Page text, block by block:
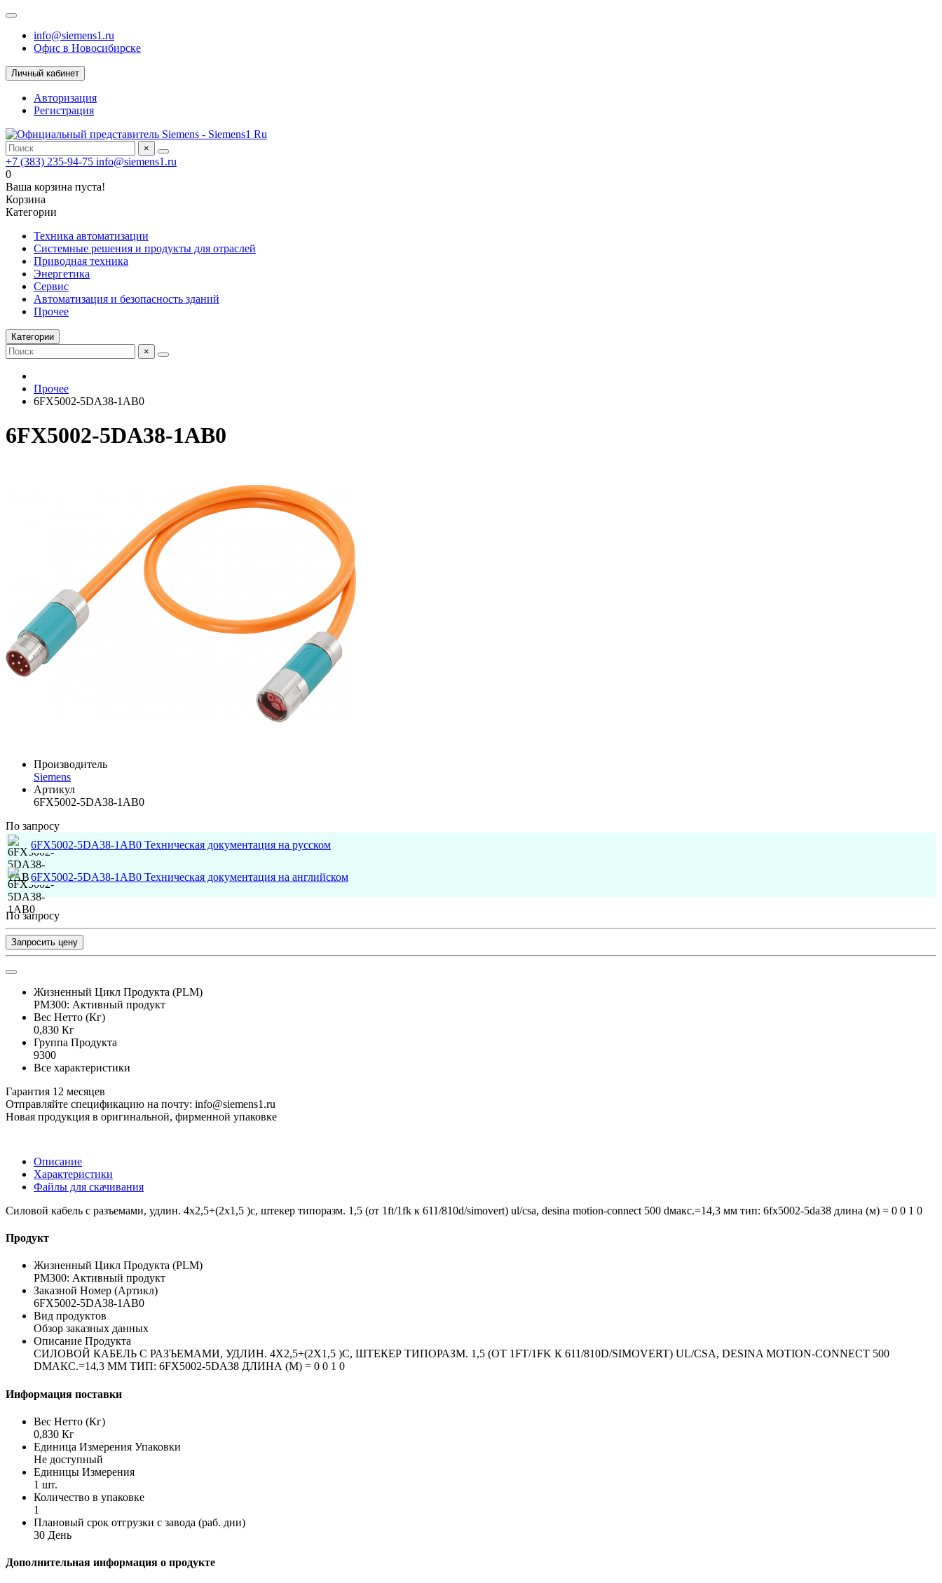
info@siemens1.ru
Офис в Новосибирске
Личный кабинет
Авторизация
Регистрация
×
+7 (383) 235-94-75 info@siemens1.ru
0
Ваша корзина пуста!
Корзина
Категории
Техника автоматизации
Системные решения и продукты для отраслей
Приводная техника
Энергетика
Сервис
Автоматизация и безопасность зданий
Прочее
Категории
×
Прочее
6FX5002-5DA38-1AB0
6FX5002-5DA38-1AB0
Производитель
Siemens
Артикул
6FX5002-5DA38-1AB0
По запросу
6FX5002-5DA38-1AB0 Техническая документация на русском
6FX5002-5DA38-1AB0 Техническая документация на английском
По запросу
Запросить цену
Жизненный Цикл Продукта (PLM)
PM300: Активный продукт
Вес Нетто (Кг)
0,830 Кг
Группа Продукта
9300
Все характеристики
Гарантия 12 месяцев
Отправляйте спецификацию на почту: info@siemens1.ru
Новая продукция в оригинальной, фирменной упаковке
Описание
Характеристики
Файлы для скачивания
Силовой кабель с разъемами, удлин. 4x2,5+(2x1,5 )c, штекер типоразм. 1,5 (от 1ft/1fk к 611/810d/simovert) ul/csa, desina motion-connect 500 dмакс.=14,3 мм тип: 6fx5002-5da38 длина (м) = 0 0 1 0
Продукт
Жизненный Цикл Продукта (PLM)
PM300: Активный продукт
Заказной Номер (Артикл)
6FX5002-5DA38-1AB0
Вид продуктов
Обзор заказных данных
Описание Продукта
СИЛОВОЙ КАБЕЛЬ С РАЗЪЕМАМИ, УДЛИН. 4X2,5+(2X1,5 )C, ШТЕКЕР ТИПОРАЗМ. 1,5 (ОТ 1FT/1FK К 611/810D/SIMOVERT) UL/CSA, DESINA MOTION-CONNECT 500
DМАКС.=14,3 ММ ТИП: 6FX5002-5DA38 ДЛИНА (М) = 0 0 1 0
Информация поставки
Вес Нетто (Кг)
0,830 Кг
Единица Измерения Упаковки
Не доступный
Единицы Измерения
1 шт.
Количество в упаковке
1
Плановый срок отгрузки с завода (раб. дни)
30 День
Дополнительная информация о продукте